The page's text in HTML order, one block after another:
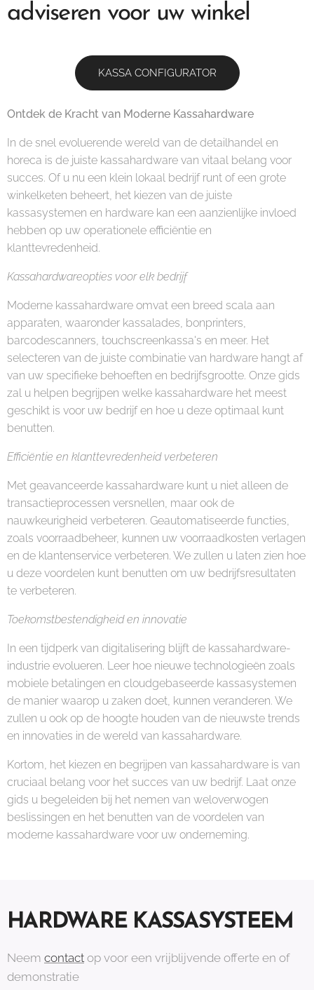
adviseren voor uw winkel
KASSA CONFIGURATOR
Ontdek de Kracht van Moderne Kassahardware
In de snel evoluerende wereld van de detailhandel en
horeca is de juiste kassahardware van vitaal belang voor
succes. Of u nu een klein lokaal bedrijf runt of een grote
winkelketen beheert, het kiezen van de juiste
kassasystemen en hardware kan een aanzienlijke invloed
hebben op uw operationele efficiëntie en
klanttevredenheid.
Kassahardwareopties voor elk bedrijf
Moderne kassahardware omvat een breed scala aan
apparaten, waaronder kassalades, bonprinters,
barcodescanners, touchscreenkassa's en meer. Het
selecteren van de juiste combinatie van hardware hangt af
van uw specifieke behoeften en bedrijfsgrootte. Onze gids
zal u helpen begrijpen welke kassahardware het meest
geschikt is voor uw bedrijf en hoe u deze optimaal kunt
benutten.
Efficiëntie en klanttevredenheid verbeteren
Met geavanceerde kassahardware kunt u niet alleen de
transactieprocessen versnellen, maar ook de
nauwkeurigheid verbeteren. Geautomatiseerde functies,
zoals voorraadbeheer, kunnen uw voorraadkosten verlagen
en de klantenservice verbeteren. We zullen u laten zien hoe
u deze voordelen kunt benutten om uw bedrijfsresultaten
te verbeteren.
Toekomstbestendigheid en innovatie
In een tijdperk van digitalisering blijft de kassahardware-
industrie evolueren. Leer hoe nieuwe technologieën zoals
mobiele betalingen en cloudgebaseerde kassasystemen
de manier waarop u zaken doet, kunnen veranderen. We
zullen u ook op de hoogte houden van de nieuwste trends
en innovaties in de wereld van kassahardware.
Kortom, het kiezen en begrijpen van kassahardware is van
cruciaal belang voor het succes van uw bedrijf. Laat onze
gids u begeleiden bij het nemen van weloverwogen
beslissingen en het benutten van de voordelen van
moderne kassahardware voor uw onderneming.
HARDWARE KASSASYSTEEM
Neem contact op voor een vrijblijvende offerte en of
demonstratie